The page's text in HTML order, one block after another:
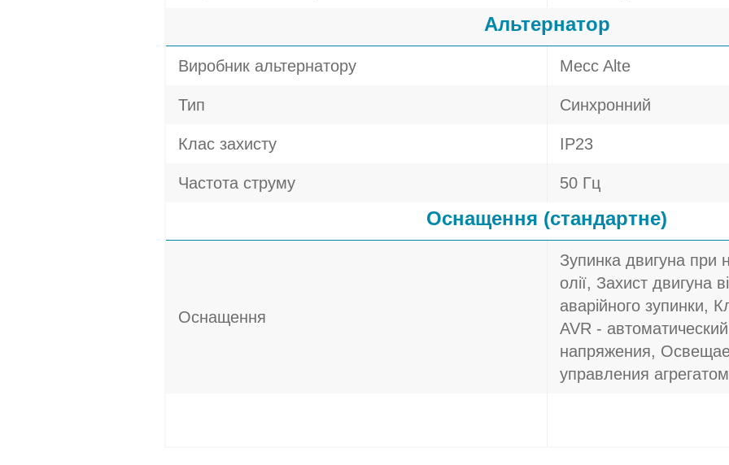
Альтернатор
Виробник альтернатору Mecc Alte
Тип Синхронний
Клас захисту IP23
Частота струму 50 Гц
Оснащення (стандартне)
Оснащення
Зупинка двигуна при
олії, Захист двигуна
аварійного зупинки,
AVR -
напряжения,
управления агрегатом